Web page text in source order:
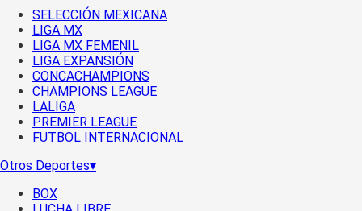
SELECCIÓN MEXICANA
LIGA MX
LIGA MX FEMENIL
LIGA EXPANSIÓN
CONCACHAMPIONS
CHAMPIONS LEAGUE
LALIGA
PREMIER LEAGUE
FUTBOL INTERNACIONAL
Otros Deportes▾
BOX